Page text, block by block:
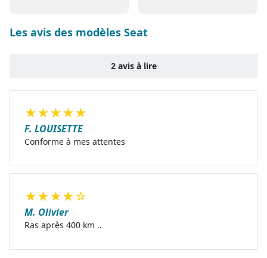
Les avis des modèles Seat
2 avis à lire
★★★★★
F. LOUISETTE
Conforme à mes attentes
★★★★☆
M. Olivier
Ras après 400 km ..